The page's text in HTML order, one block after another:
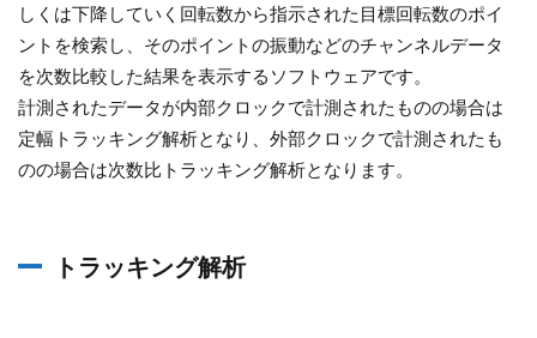
しくは下降していく回転数から指示された目標回転数のポイ
ントを検索し、そのポイントの振動などのチャンネルデータ
を次数比較した結果を表示するソフトウェアです。
計測されたデータが内部クロックで計測されたものの場合は
定幅トラッキング解析となり、外部クロックで計測されたも
のの場合は次数比トラッキング解析となります。
トラッキング解析